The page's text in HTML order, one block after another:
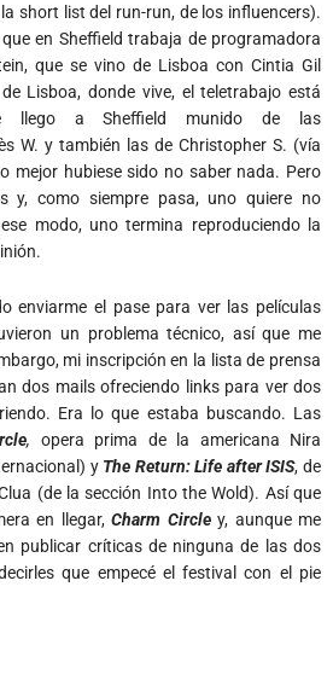
short list del run-run, de los influencers).
en Sheffield trabaja de programadora
que se vino de Lisboa con Cintia Gil
Lisboa, donde vive, el teletrabajo está
llego a Sheffield munido de las
W. y también las de Christopher S. (vía
mejor hubiese sido no saber nada. Pero
y, como siempre pasa, uno quiere no
modo, uno termina reproduciendo la
enviarme el pase para ver las películas
un problema técnico, así que me
mi inscripción en la lista de prensa
dos mails ofreciendo links para ver dos
Era lo que estaba buscando. Las
, opera prima de la americana Nira
y The Return: Life after ISIS, de
(de la sección Into the Wold). Así que
en llegar,Charm Circley, aunque me
publicar críticas de ninguna de las dos
que empecé el festival con el pie